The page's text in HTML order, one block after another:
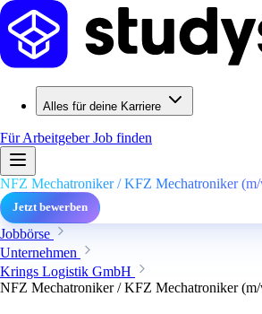
Alles für deine Karriere
Für ArbeitgeberJob finden
NFZ Mechatroniker / KFZ Mechatroniker
Jetzt bewerben
Jobbörse
Unternehmen
Krings Logistik GmbH
NFZ Mechatroniker / KFZ Mechatroniker